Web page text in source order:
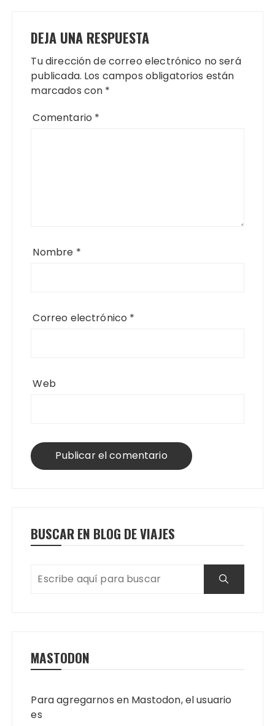
DEJA UNA RESPUESTA
Tu dirección de correo electrónico no será
publicada. Los campos obligatorios están
marcados con *
Comentario *
Nombre *
Correo electrónico *
Web
BUSCAR EN BLOG DE VIAJES
MASTODON
Para agregarnos en Mastodon, el usuario
es